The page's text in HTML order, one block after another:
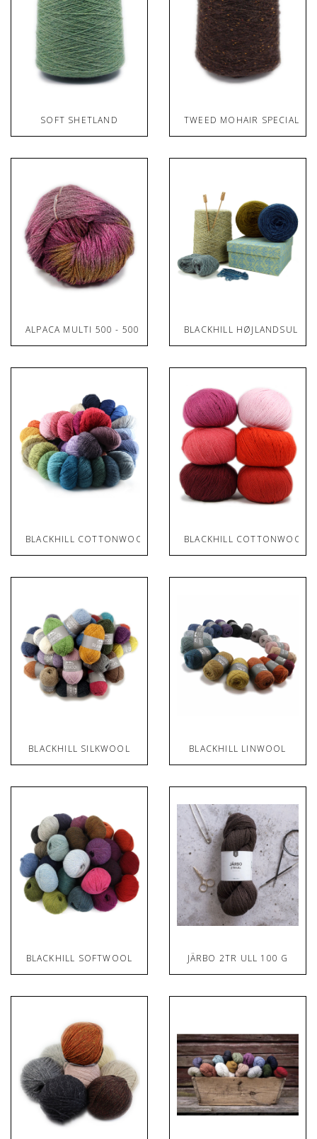
SOFT SHETLAND TWEED MOHAIR SPECIALE
ALPACA MULTI 500 - 500 GRAM BLACKHILL HØJLANDSULD
BLACKHILL COTTONWOOL BLACKHILL COTTONWOOL
BLACKHILL SILKWOOL BLACKHILL LINWOOL
BLACKHILL SOFTWOOL JÄRBO 2TR ULL 100 G